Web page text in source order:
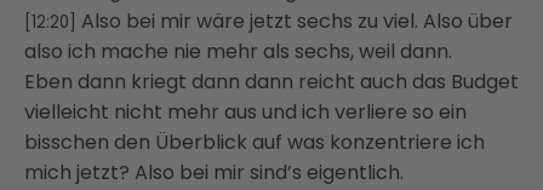
[12:20]
Also bei mir wäre jetzt sechs zu viel. Also über
also ich mache nie mehr als sechs, weil dann.
Eben dann kriegt dann dann reicht auch das Budget
vielleicht nicht mehr aus und ich verliere so ein
bisschen den Überblick auf was konzentriere ich
mich jetzt? Also bei mir sind’s eigentlich.